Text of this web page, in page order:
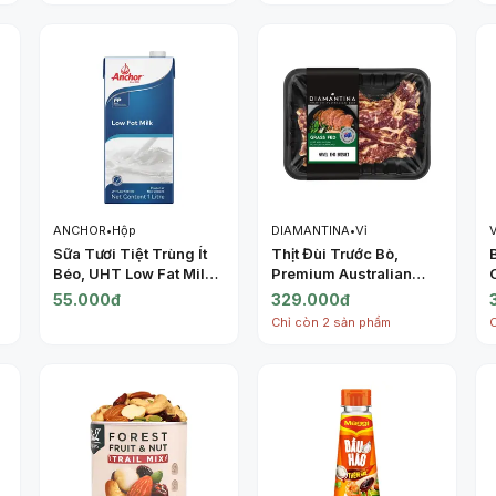
ANCHOR•Hộp
Sữa Tươi Tiệt Trùng Ít
Béo, UHT Low Fat Milk
(1L) - ANCHOR
55.000đ
DIAMANTINA•Vỉ
Thịt Đùi Trước Bò,
Premium Australian
Beef Grass Fed, Navel
End Brisket (500g) -
DIAMANTINA
329.000đ
Chỉ còn 2 sản phẩm